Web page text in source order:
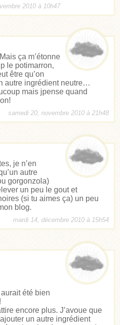
2010 à 10h47
ça m’étonne
le potimarron,
être qu’on
autre ingrédient neutre…
mais jpense quand
samedi 20, novembre 2010 à 21h48
je n’en
autre
gorgonzola)
un peu le gout et
(si tu aimes ça) un peu
blog.
mardi 14, décembre 2010 à 15h54
été bien
encore plus. J’avoue que
un autre ingrédient